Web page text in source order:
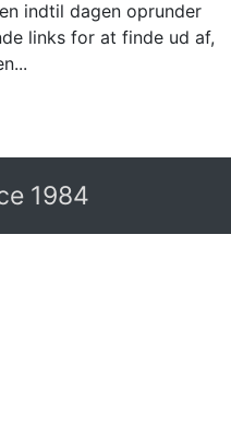
indtil dagen oprunder
links for at finde ud af,
1984